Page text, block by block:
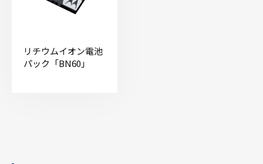
リチウムイオン電池
パック「BN60」